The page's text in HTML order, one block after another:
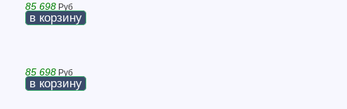
85 698 Руб
в корзину
85 698 Руб
в корзину